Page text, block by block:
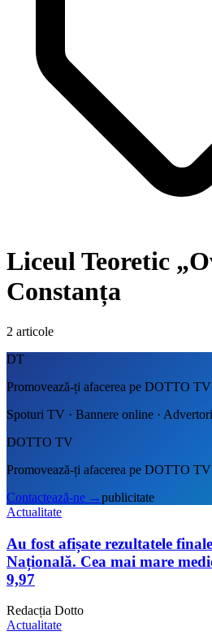
Liceul Teoretic
Constanța
2 articole
DT
Promovează-ți afacerea pe DOTTO TV
Spoturi TV · Bannere online ·
DOTTO TV
Promovează-ți afacerea pe DOTTO TV
Contactează-ne →publicitate
Actualitate
Au fost afișate rezultatele
Națională. Cea mai mare
9,97
Redacția Dotto
Actualitate